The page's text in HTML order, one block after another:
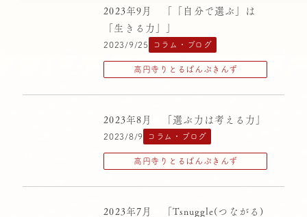
ばにらびぃんず横浜
ばにらびぃんず高円寺
大塚りとるぱんぷきんず
横浜りとるぱんぷきんず
荻窪りとるぱんぷきんず
2023年9月 「「自分で選ぶ」は
「生きる力」」
2023/9/25 コラム・ブログ
高円寺りとるぱんぷきんず
2023年8月 「選ぶ力は考える力」
2023/8/9 コラム・ブログ
高円寺りとるぱんぷきんず
2023年7月 「Tsnuggle(つながる)